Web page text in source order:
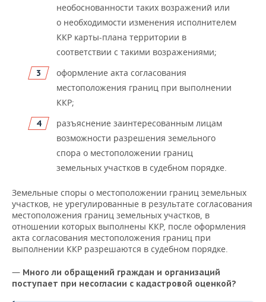
необоснованности таких возражений или
о необходимости изменения исполнителем
ККР карты-плана территории в
соответствии с такими возражениями;
оформление акта согласования
местоположения границ при выполнении
ККР;
разъяснение заинтересованным лицам
возможности разрешения земельного
спора о местоположении границ
земельных участков в судебном порядке.
Земельные споры о местоположении границ земельных
участков, не урегулированные в результате согласования
местоположения границ земельных участков, в
отношении которых выполнены ККР, после оформления
акта согласования местоположения границ при
выполнении ККР разрешаются в судебном порядке.
— Много ли обращений граждан и организаций
поступает при несогласии с кадастровой оценкой?